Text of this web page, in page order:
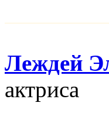
Леждей
актриса